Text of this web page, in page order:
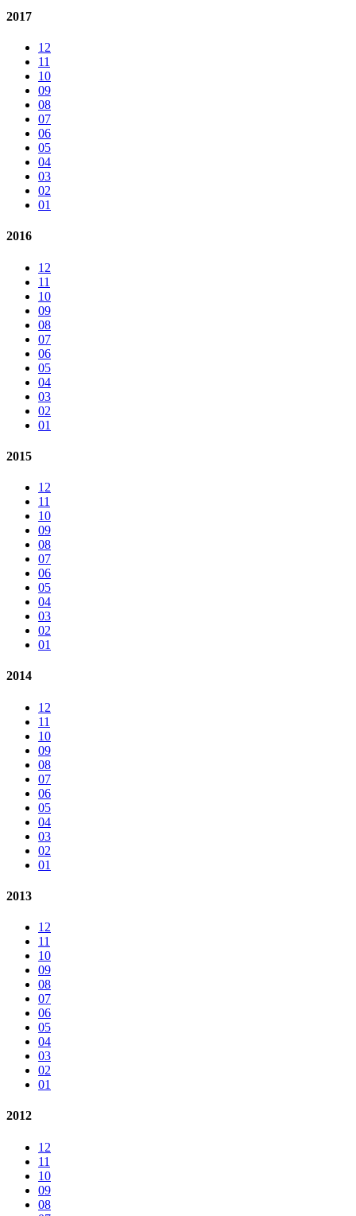
2017
12
11
10
09
08
07
06
05
04
03
02
01
2016
12
11
10
09
08
07
06
05
04
03
02
01
2015
12
11
10
09
08
07
06
05
04
03
02
01
2014
12
11
10
09
08
07
06
05
04
03
02
01
2013
12
11
10
09
08
07
06
05
04
03
02
01
2012
12
11
10
09
08